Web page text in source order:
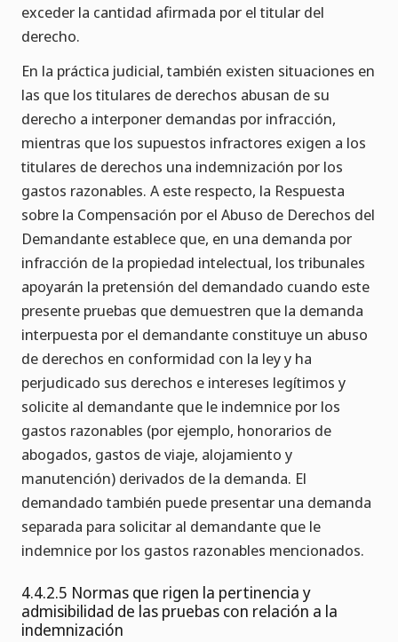
exceder la cantidad afirmada por el titular del
derecho.
En la práctica judicial, también existen situaciones en
las que los titulares de derechos abusan de su
derecho a interponer demandas por infracción,
mientras que los supuestos infractores exigen a los
titulares de derechos una indemnización por los
gastos razonables. A este respecto, la Respuesta
sobre la Compensación por el Abuso de Derechos del
Demandante establece que, en una demanda por
infracción de la propiedad intelectual, los tribunales
apoyarán la pretensión del demandado cuando este
presente pruebas que demuestren que la demanda
interpuesta por el demandante constituye un abuso
de derechos en conformidad con la ley y ha
perjudicado sus derechos e intereses legítimos y
solicite al demandante que le indemnice por los
gastos razonables (por ejemplo, honorarios de
abogados, gastos de viaje, alojamiento y
manutención) derivados de la demanda. El
demandado también puede presentar una demanda
separada para solicitar al demandante que le
indemnice por los gastos razonables mencionados.
4.4.2.5 Normas que rigen la pertinencia y
admisibilidad de las pruebas con relación a la
indemnización